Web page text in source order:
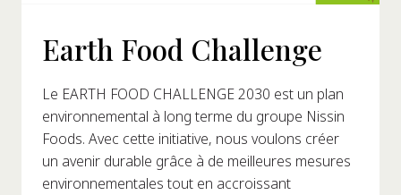
Earth Food Challenge
Le EARTH FOOD CHALLENGE 2030 est un plan
environnemental à long terme du groupe Nissin
Foods. Avec cette initiative, nous voulons créer
un avenir durable grâce à de meilleures mesures
environnementales tout en accroissant